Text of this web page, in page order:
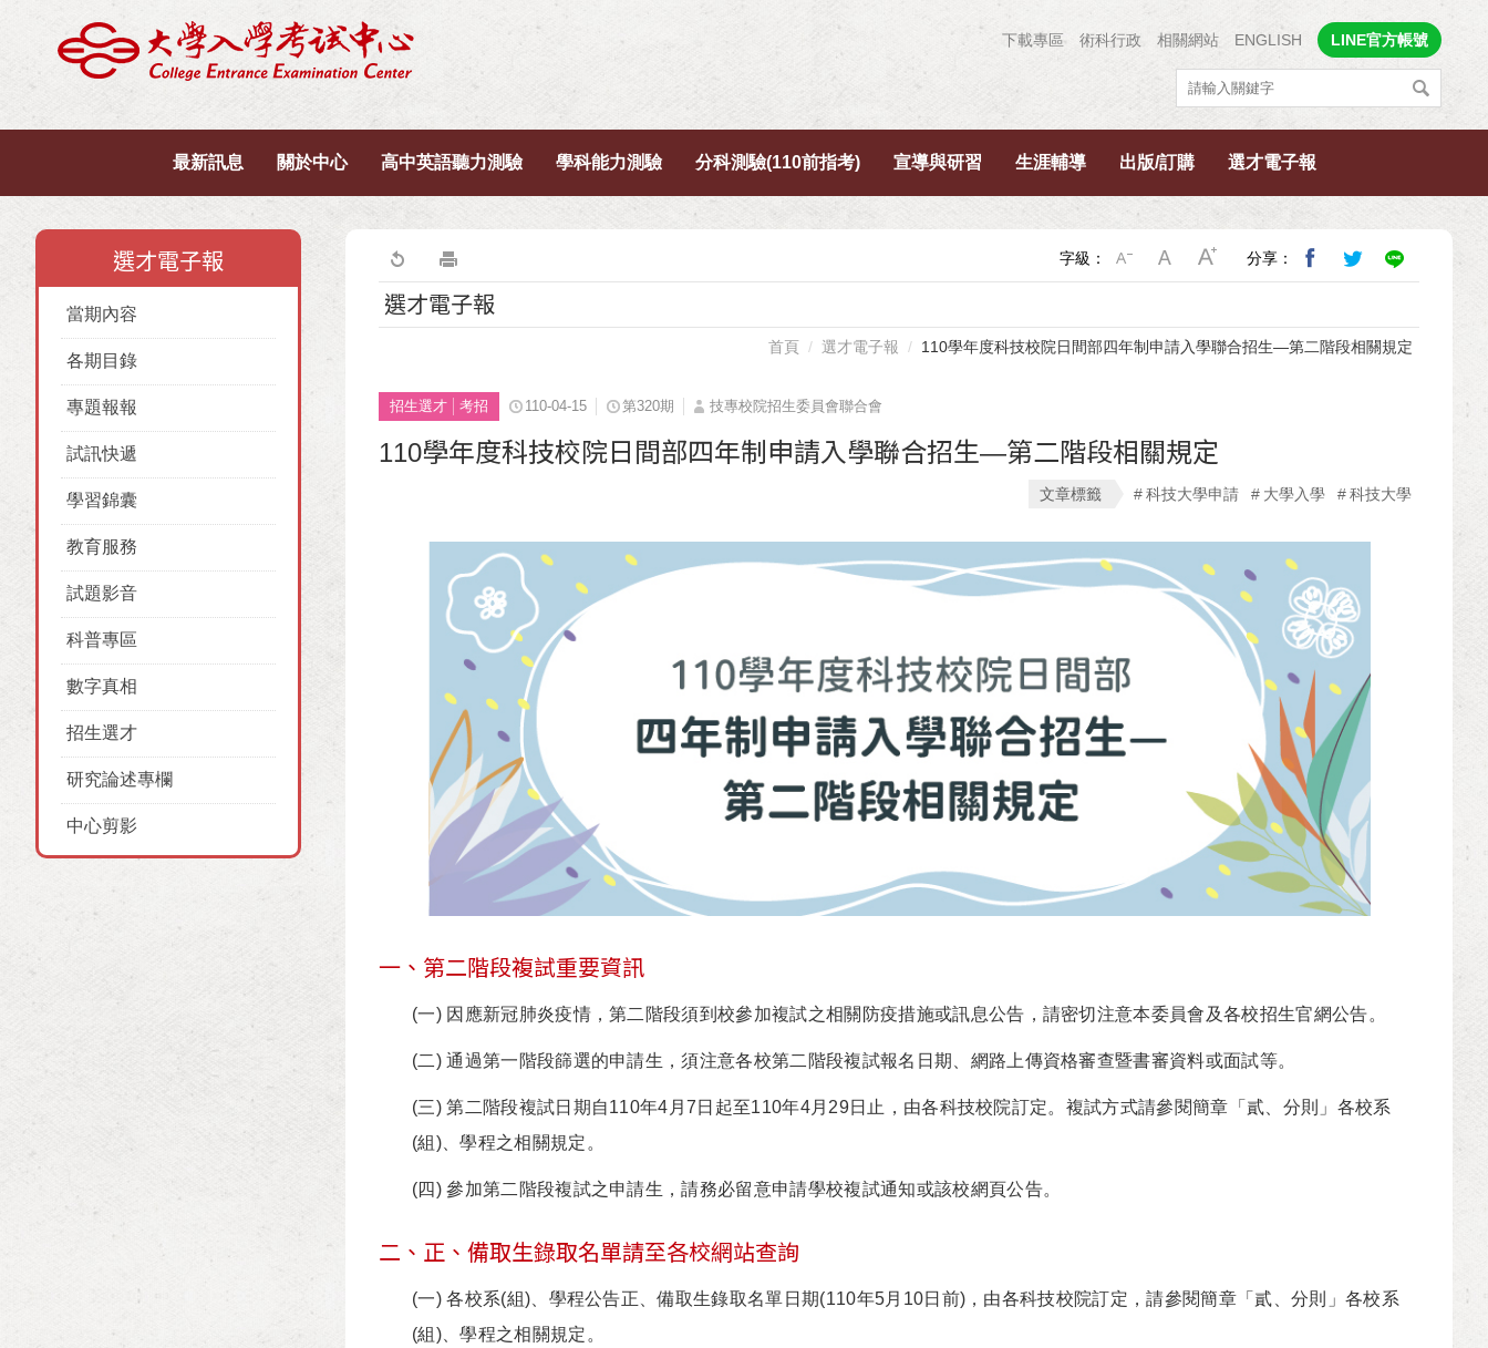
下載專區 術科行政 相關網站 ENGLISH LINE官方帳號
最新訊息 關於中心 高中英語聽力測驗 學科能力測驗 分科測驗(110前指考) 宣導與研習 生涯輔導 出版/訂購 選才電子報
選才電子報
當期內容
各期目錄
專題報報
試訊快遞
學習錦囊
教育服務
試題影音
科普專區
數字真相
招生選才
研究論述專欄
中心剪影
字級： 分享：
選才電子報
首頁 選才電子報 110學年度科技校院日間部四年制申請入學聯合招生—第二階段相關規定
招生選才 考招 110-04-15 第320期 技專校院招生委員會聯合會
110學年度科技校院日間部四年制申請入學聯合招生—第二階段相關規定
文章標籤 科技大學申請 大學入學 科技大學
一、第二階段複試重要資訊
(一) 因應新冠肺炎疫情，第二階段須到校參加複試之相關防疫措施或訊息公告，請密切注意本委員會及各校招生官網公告。
(二) 通過第一階段篩選的申請生，須注意各校第二階段複試報名日期、網路上傳資格審查暨書審資料或面試等。
(三) 第二階段複試日期自110年4月7日起至110年4月29日止，由各科技校院訂定。複試方式請參閱簡章「貳、分則」各校系
(組)、學程之相關規定。
(四) 參加第二階段複試之申請生，請務必留意申請學校複試通知或該校網頁公告。
二、正、備取生錄取名單請至各校網站查詢
(一) 各校系(組)、學程公告正、備取生錄取名單日期(110年5月10日前)，由各科技校院訂定，請參閱簡章「貳、分則」各校系
(組)、學程之相關規定。